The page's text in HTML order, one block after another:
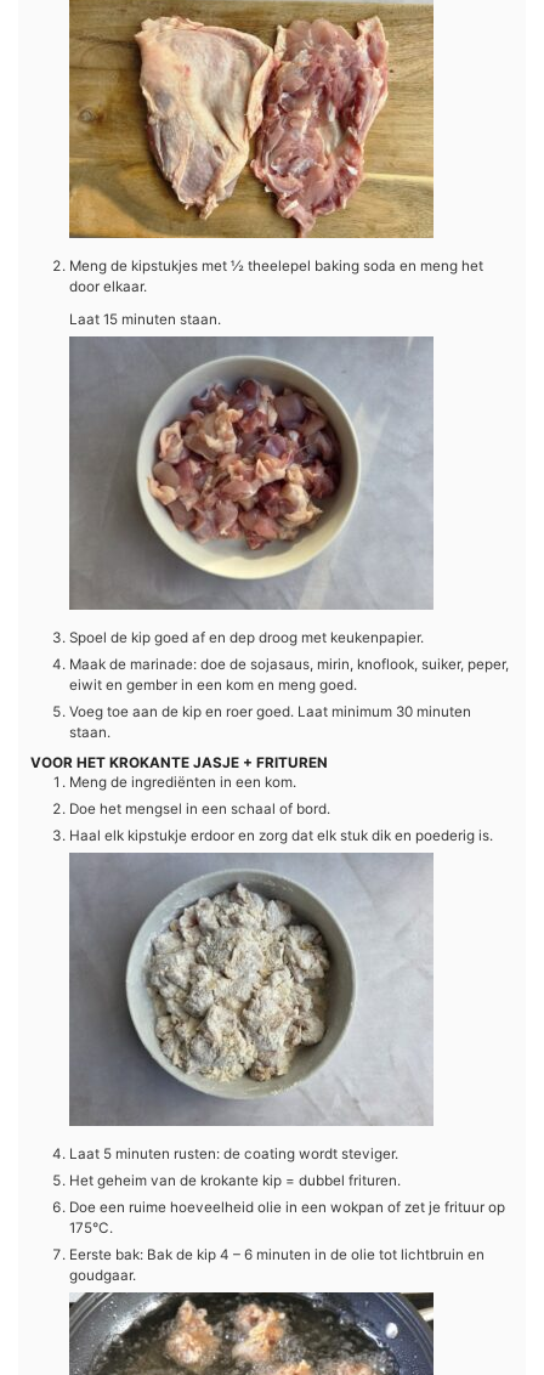
Meng de kipstukjes met ½ theelepel baking soda en meng het
door elkaar.
Laat 15 minuten staan.
Spoel de kip goed af en dep droog met keukenpapier.
Maak de marinade: doe de sojasaus, mirin, knoflook, suiker, peper,
eiwit en gember in een kom en meng goed.
Voeg toe aan de kip en roer goed. Laat minimum 30 minuten
staan.
VOOR HET KROKANTE JASJE + FRITUREN
Meng de ingrediënten in een kom.
Doe het mengsel in een schaal of bord.
Haal elk kipstukje erdoor en zorg dat elk stuk dik en poederig is.
Laat 5 minuten rusten: de coating wordt steviger.
Het geheim van de krokante kip = dubbel frituren.
Doe een ruime hoeveelheid olie in een wokpan of zet je frituur op
175°C.
Eerste bak: Bak de kip 4 – 6 minuten in de olie tot lichtbruin en
goudgaar.